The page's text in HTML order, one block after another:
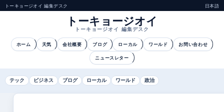
トーキョージオイ 編集デスク 日本語
トーキョージオイ
トーキョージオイ 編集デスク
ホーム 天気 会社概要 ブログ ローカル ワールド お問い合わせ
ニュースレター
テック ビジネス ブログ ローカル ワールド 政治